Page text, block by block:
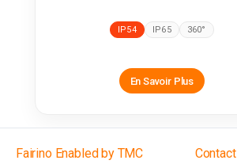
IP54 IP65 360°
En Savoir Plus
Fairino Enabled by TMC
Contact